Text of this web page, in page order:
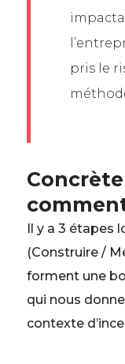
pris le
Il y a 3 étapes
(Construire /
forment une
qui nous
contexte